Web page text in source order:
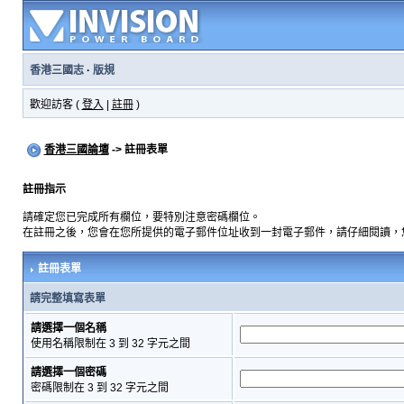
香港三國志· 版規
歡迎訪客 ( 登入 註冊)
香港三國論壇-> 註冊表單
註冊指示
請確定您已完成所有欄位，要特別注意密碼欄位。
在註冊之後，您會在您所提供的電子郵件位址收到一封電子郵件，請仔細閱讀
註冊表單
請完整填寫表單
請選擇一個名稱
使用名稱限制在 3 到 32 字元之間
請選擇一個密碼
密碼限制在 3 到 32 字元之間